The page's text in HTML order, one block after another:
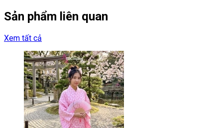
Sản phẩm liên quan
Xem tất cả